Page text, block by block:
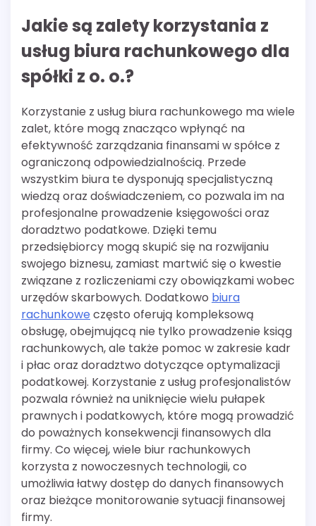
Jakie są zalety korzystania z
usług biura rachunkowego dla
spółki z o. o.?
Korzystanie z usług biura rachunkowego ma wiele
zalet, które mogą znacząco wpłynąć na
efektywność zarządzania finansami w spółce z
ograniczoną odpowiedzialnością. Przede
wszystkim biura te dysponują specjalistyczną
wiedzą oraz doświadczeniem, co pozwala im na
profesjonalne prowadzenie księgowości oraz
doradztwo podatkowe. Dzięki temu
przedsiębiorcy mogą skupić się na rozwijaniu
swojego biznesu, zamiast martwić się o kwestie
związane z rozliczeniami czy obowiązkami wobec
urzędów skarbowych. Dodatkowo biura
rachunkowe często oferują kompleksową
obsługę, obejmującą nie tylko prowadzenie ksiąg
rachunkowych, ale także pomoc w zakresie kadr
i płac oraz doradztwo dotyczące optymalizacji
podatkowej. Korzystanie z usług profesjonalistów
pozwala również na uniknięcie wielu pułapek
prawnych i podatkowych, które mogą prowadzić
do poważnych konsekwencji finansowych dla
firmy. Co więcej, wiele biur rachunkowych
korzysta z nowoczesnych technologii, co
umożliwia łatwy dostęp do danych finansowych
oraz bieżące monitorowanie sytuacji finansowej
firmy.